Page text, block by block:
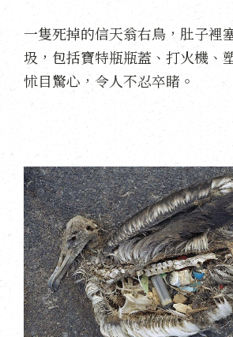
一隻死掉的信天翁右鳥，肚子裡
圾，包括寶特瓶瓶蓋、打火機、
怵目驚心，令人不忍卒睹。